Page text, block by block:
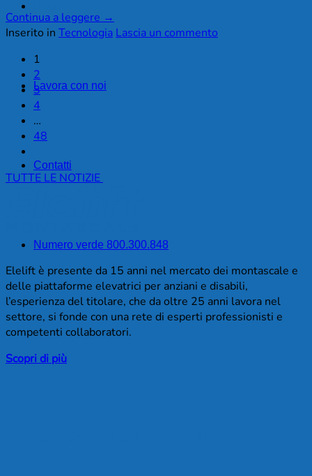
Lavora con noi
Contatti
Numero verde 800.300.848
Continua a leggere →
Inserito in Tecnologia Lascia un commento
1
2
3
4
…
48
TUTTE LE NOTIZIE
Elelift è presente da 15 anni nel mercato dei montascale e
delle piattaforme elevatrici per anziani e disabili,
l’esperienza del titolare, che da oltre 25 anni lavora nel
settore, si fonde con una rete di esperti professionisti e
competenti collaboratori.
Scopri di più